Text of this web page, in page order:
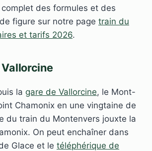
des formules et des
figure sur notre page train du
et tarifs 2026.
la gare de Vallorcine, le Mont-
Chamonix en une vingtaine de
du train du Montenvers jouxte la
On peut enchaîner dans
Glace et le téléphérique de